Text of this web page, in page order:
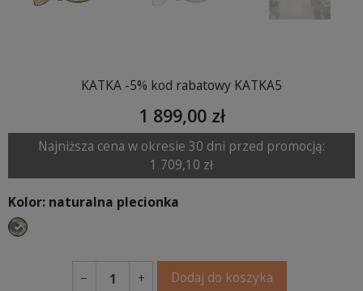
KATKA -5% kod rabatowy KATKA5
1 899,00 zł
Najniższa cena w okresie 30 dni przed promocją:
1 709,10 zł
Kolor: naturalna plecionka
naturalna plecionka
− + Dodaj do koszyka